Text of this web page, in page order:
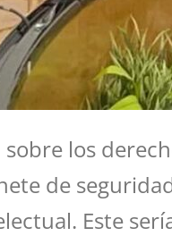
sobre los
de
Este